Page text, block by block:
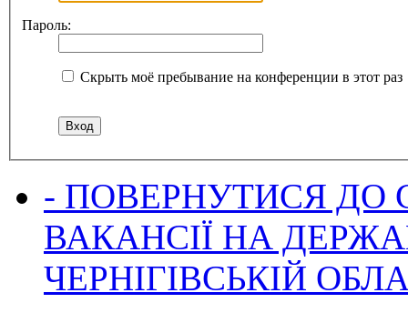
Пароль:
Скрыть моё пребывание на конференции в этот раз
- ПОВЕРНУТИСЯ ДО
ВАКАНСІЇ НА
ЧЕРНІГІВСЬКІЙ